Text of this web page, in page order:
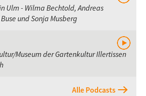
Ulm - Wilma Bechtold, Andreas
und Sonja Musberg
Museum der Gartenkultur Illertissen
Alle Podcasts